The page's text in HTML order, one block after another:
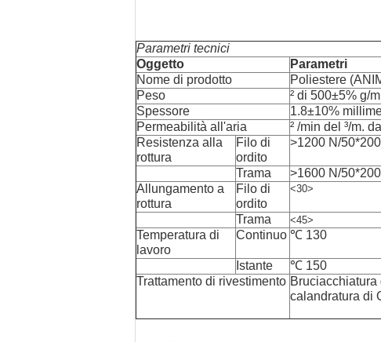
Parametri tecnici
Oggetto
Parametri
Nome di prodotto
Poliestere
Peso
² di 500±5% g/m
Spessore
1.8±10%
Permeabilità all'aria
² /min del ³/m.
Resistenza alla
rottura
Filo di
ordito
>1200 N/
Trama
>1600 N/
Allungamento a
rottura
Filo di
ordito
<30>
Trama <45>
Temperatura di
lavoro
Continuo ℃ 130
Istante
℃ 150
Trattamento di rivestimento
calandratura di